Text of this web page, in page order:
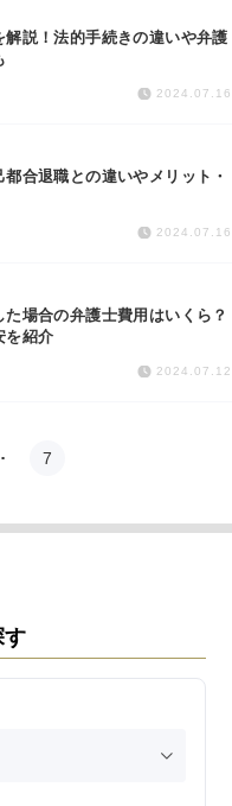
説！法的手続きの違いや弁護
2024.07.16
合退職との違いやメリット・
2024.07.16
場合の弁護士費用はいくら？
を紹介
2024.07.12
7
す